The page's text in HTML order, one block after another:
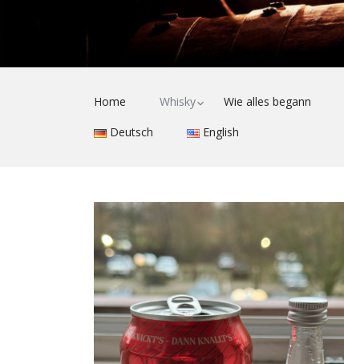
Home Whisky
child
menu
Wie alles begann
Deutsch
English